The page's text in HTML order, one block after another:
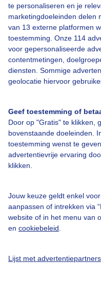
te personaliseren en je
marketingdoeleinden delen
van 13 externe platformen
toestemming. Onze 114
voor gepersonaliseerde
contentmetingen,
diensten. Sommige
geolocatie hiervoor
Geef toestemming of
Door op "Gratis" te klikken,
bovenstaande doeleinden.
toestemming wenst te
advertentievrije ervaring
klikken.
Jouw keuze geldt enkel
aanpassen of intrekken via
website of in het menu van
en cookiebeleid
Lijst met advertentiepartners
Over Buienradar
Bedrijfsgegevens
Veelgestelde vragen
Contact
Gebruikersvoorwaarden
Adverteren
Buienradar Team
Privacy beleid
Privacy instellingen
Gratis weerdata
Buienradar